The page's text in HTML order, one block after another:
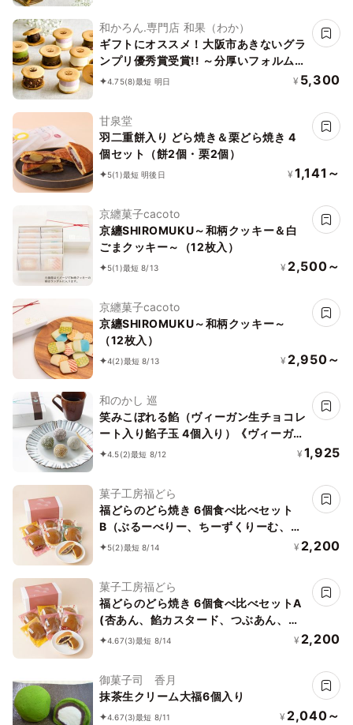
和かろん.専門店 和果（わか）
ギフトにオススメ！大阪市あきないグラ
ンプリ優秀賞受賞!! ～分厚いフォルムが
人気の生どらやき 和スイーツ～「和か
4.75(8)最短 明日 ¥ 5,300
甘泉堂
羽二重餅入り どら焼き＆栗どら焼き 4
個セット（餅2個・栗2個）
5(1)最短 明後日 ¥ 1,141～
京纏菓子cacoto
京纏SHIROMUKU～和柄クッキー＆白
ごまクッキー～（12枚入）
5(1)最短 8/13 ¥ 2,500～
京纏菓子cacoto
京纏SHIROMUKU～和柄クッキー～
（12枚入）
4(2)最短 8/13 ¥ 2,950～
和のかし 巡
笑みこぼれる餡（ヴィーガン生チョコレ
ート入り餡子玉 4個入り）《ヴィーガン
スイーツ》
4.5(2)最短 8/12 ¥ 1,925
菓子工房福どら
福どらのどら焼き 6個食べ比べセット
B（ぶるーべりー、ちーずくりーむ、珈
琲あん、抹茶生どら、生ちょこもち、生
5(2)最短 8/14 ¥ 2,200
菓子工房福どら
福どらのどら焼き 6個食べ比べセットA
(杏あん、餡カスタード、つぶあん、栗
いっぱい、生ちょこもち、生どら）
4.67(3)最短 8/14 ¥ 2,200
御菓子司 香月
抹茶生クリーム大福6個入り
4.67(3)最短 8/11 ¥ 2,040～